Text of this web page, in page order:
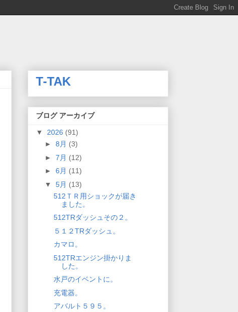
T-TAK
ブログ アーカイブ
▼ 2026 (91)
► 8月 (3)
► 7月 (12)
► 6月 (11)
▼ 5月 (13)
512ＴＲ用ショックが届き
ました。
512TRダッシュその２。
５１２TRダッシュ。
カマロ。
512TRエンジン掛かりま
した。
水戸のイベントに。
充電器。
アバルト５９５。